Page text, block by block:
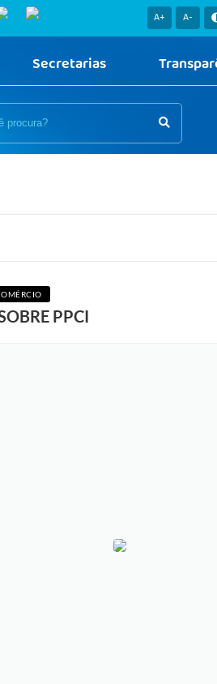
A+ A-
Secretarias
PPCI